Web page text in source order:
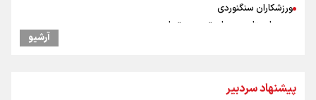
ورزشکاران سنگنوردی
یمن، ایستاده در برابر تحریم و تجاوز
رئیس جمهور : آیا انجام مذاکرات باعث بروز جنگ شد؟
آرشیو
پیشنهاد سردبیر